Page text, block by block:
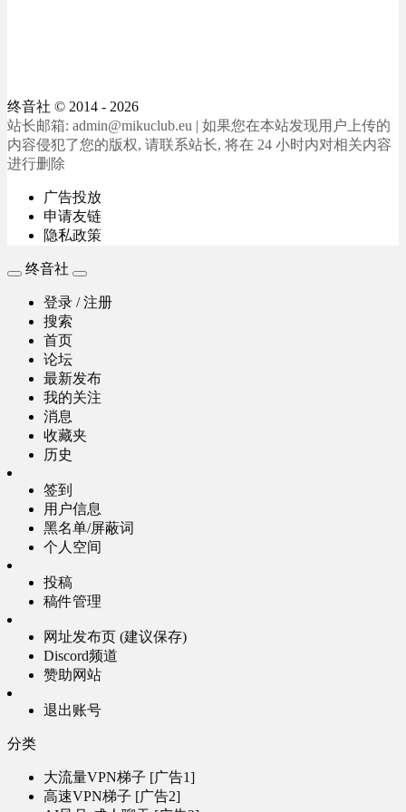
终音社 © 2014 - 2026
站长邮箱: admin@mikuclub.eu | 如果您在本站发现用户上传的
内容侵犯了您的版权, 请联系站长, 将在 24 小时内对相关内容
进行删除
广告投放
申请友链
隐私政策
终音社
登录 / 注册
搜索
首页
论坛
最新发布
我的关注
消息
收藏夹
历史
签到
用户信息
黑名单/屏蔽词
个人空间
投稿
稿件管理
网址发布页 (建议保存)
Discord频道
赞助网站
退出账号
分类
大流量VPN梯子 [广告1]
高速VPN梯子 [广告2]